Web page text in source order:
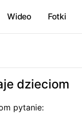
Wideo Fotki
dzieciom
pytanie: